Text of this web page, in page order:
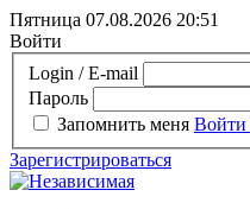
Пятница 07.08.2026 20:51
Войти
Login / E-mail
Пароль
Запомнить меня Войти
Зарегистрироваться